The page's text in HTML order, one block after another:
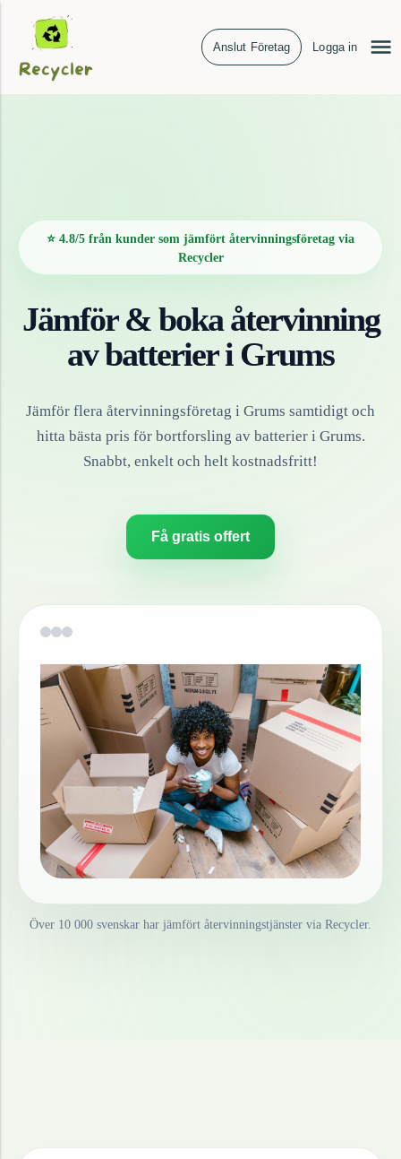
Anslut Företag Logga in
⭐ 4.8/5 från kunder som jämfört återvinningsföretag via
Recycler
Jämför & boka återvinning
avbatterieriGrums
Jämför flera återvinningsföretag i Grums samtidigt och
hitta bästa pris för bortforsling av batterieri Grums.
Snabbt, enkelt och helt kostnadsfritt!
Få gratis offert
Över 10 000 svenskar har jämfört återvinningstjänster via Recycler.